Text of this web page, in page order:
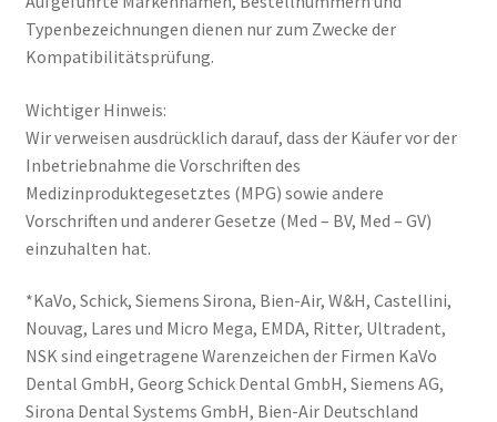
Typenbezeichnungen dienen nur zum Zwecke der
Kompatibilitätsprüfung.
Wichtiger Hinweis:
Wir verweisen ausdrücklich darauf, dass der Käufer vor der
Inbetriebnahme die Vorschriften des
Medizinproduktegesetztes (MPG) sowie andere
Vorschriften und anderer Gesetze (Med – BV, Med – GV)
einzuhalten hat.
*KaVo, Schick, Siemens Sirona, Bien-Air, W&H, Castellini,
Nouvag, Lares und Micro Mega, EMDA, Ritter, Ultradent,
NSK sind eingetragene Warenzeichen der Firmen KaVo
Dental GmbH, Georg Schick Dental GmbH, Siemens AG,
Sirona Dental Systems GmbH, Bien-Air Deutschland